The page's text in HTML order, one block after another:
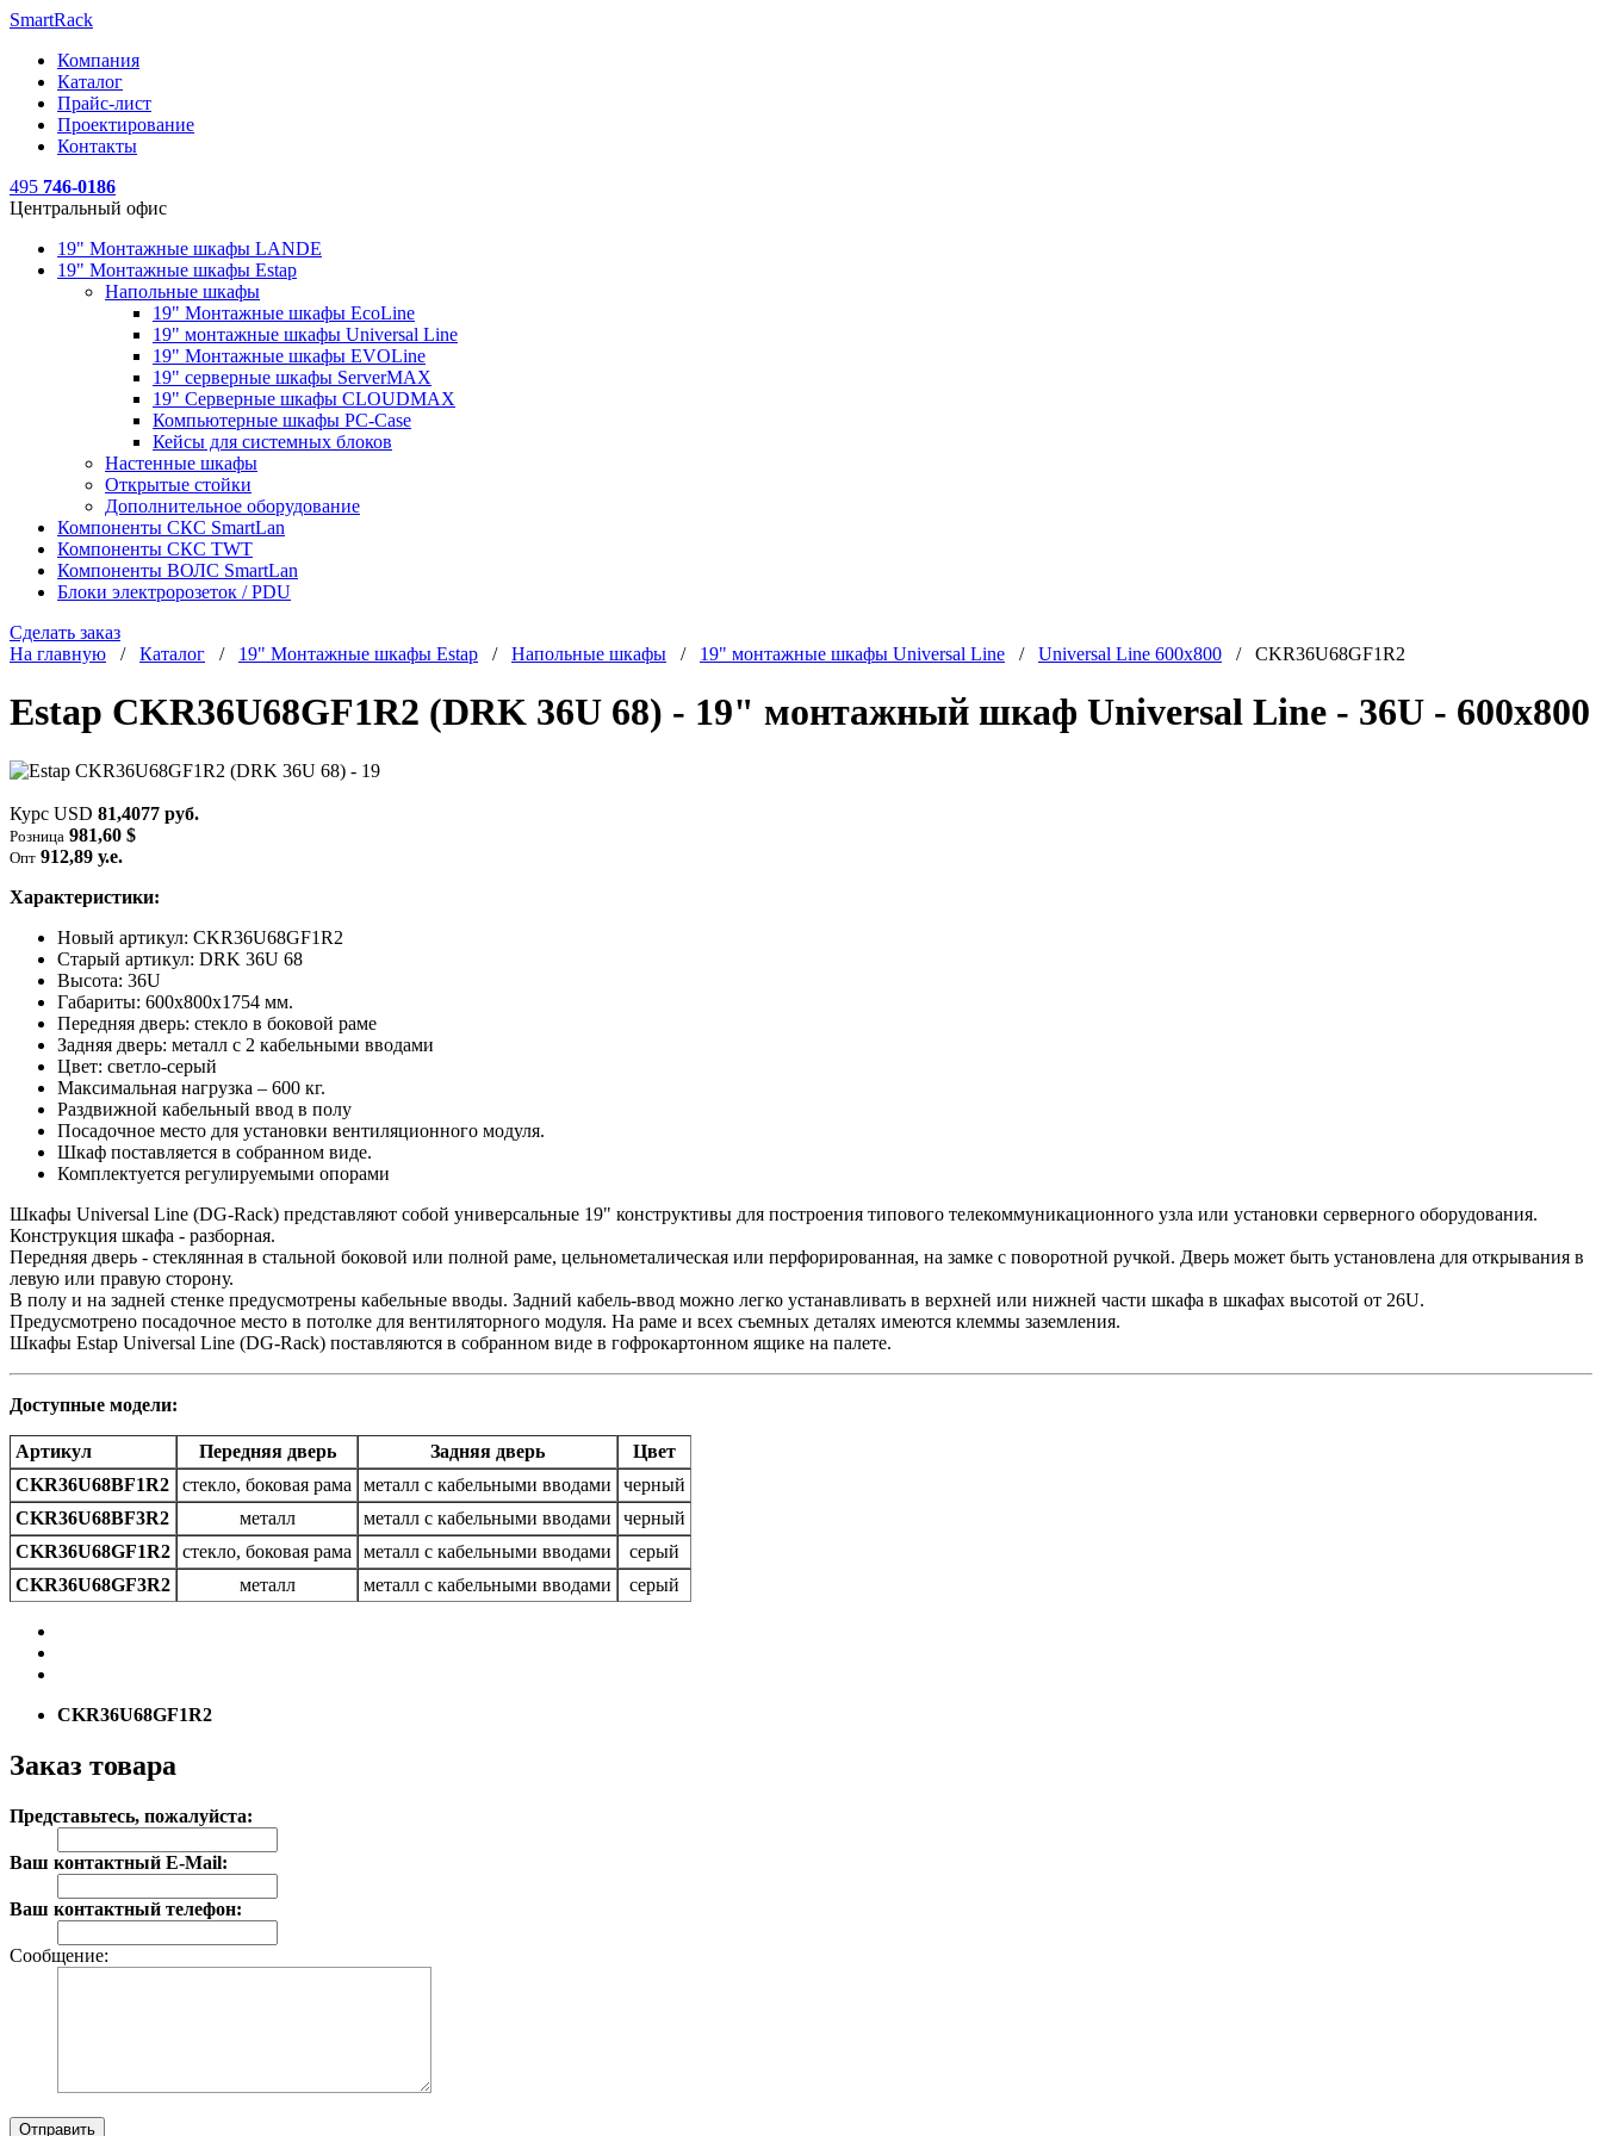
SmartRack
Компания
Каталог
Прайс-лист
Проектирование
Контакты
495 746-0186
Центральный офис
19" Монтажные шкафы LANDE
19" Монтажные шкафы Estap
Напольные шкафы
19" Монтажные шкафы EcoLine
19" монтажные шкафы Universal Line
19" Монтажные шкафы EVOLine
19" серверные шкафы ServerMAX
19" Серверные шкафы CLOUDMAX
Компьютерные шкафы PC-Case
Кейсы для системных блоков
Настенные шкафы
Открытые стойки
Дополнительное оборудование
Компоненты СКС SmartLan
Компоненты СКС TWT
Компоненты ВОЛС SmartLan
Блоки электророзеток / PDU
Сделать заказ
На главную / Каталог / 19" Монтажные шкафы Estap / Напольные шкафы / 19" монтажные шкафы Universal Line / Universal Line 600x800 / CKR36U68GF1R2
Estap CKR36U68GF1R2 (DRK 36U 68) - 19" монтажный шкаф Universal Line - 36U - 600x800
Курс USD 81,4077 руб.
Розница 981,60 $
Опт 912,89 у.е.
Характеристики:
Новый артикул: CKR36U68GF1R2
Старый артикул: DRK 36U 68
Высота: 36U
Габариты: 600х800х1754 мм.
Передняя дверь: стекло в боковой раме
Задняя дверь: металл с 2 кабельными вводами
Цвет: светло-серый
Максимальная нагрузка – 600 кг.
Раздвижной кабельный ввод в полу
Посадочное место для установки вентиляционного модуля.
Шкаф поставляется в собранном виде.
Комплектуется регулируемыми опорами
Шкафы Universal Line (DG-Rack) представляют собой универсальные 19" конструктивы для построения типового телекоммуникационного узла или установки серверного оборудования.
Конструкция шкафа - разборная.
Передняя дверь - стеклянная в стальной боковой или полной раме, цельнометалическая или перфорированная, на замке с поворотной ручкой. Дверь может быть установлена для открывания в
левую или правую сторону.
В полу и на задней стенке предусмотрены кабельные вводы. Задний кабель-ввод можно легко устанавливать в верхней или нижней части шкафа в шкафах высотой от 26U.
Предусмотрено посадочное место в потолке для вентиляторного модуля. На раме и всех съемных деталях имеются клеммы заземления.
Шкафы Estap Universal Line (DG-Rack) поставляются в собранном виде в гофрокартонном ящике на палете.
Доступные модели:
Артикул Передняя дверь Задняя дверь
Цвет
CKR36U68BF1R2
стекло, боковая рама металл с кабельными вводами
черный
CKR36U68BF3R2
металл металл с кабельными вводами
черный
CKR36U68GF1R2 стекло, боковая рама металл с кабельными вводами
серый
CKR36U68GF3R2
металл металл с кабельными вводами серый
CKR36U68GF1R2
Заказ товара
Представьтесь, пожалуйста:
Ваш контактный E-Mail:
Ваш контактный телефон:
Сообщение:
Отправить